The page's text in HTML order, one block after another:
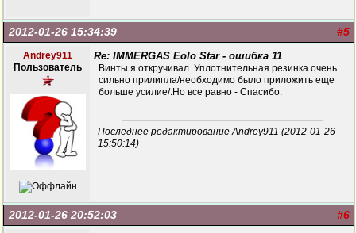
#5
2012-01-26 15:34:39
Andrey911
Пользователь
Re: IMMERGAS Eolo Star - ошибка 11
Винты я откручивал. Уплотнительная резинка очень
сильно прилипла/необходимо было приложить еще
больше усилие/.Но все равно - Спасибо.
Последнее редактирование Andrey911 (2012-01-26
15:50:14)
#6
2012-01-26 20:52:03